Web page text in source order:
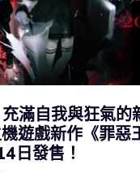
充滿自我與狂氣的
遊戲新作《罪惡
日發售！